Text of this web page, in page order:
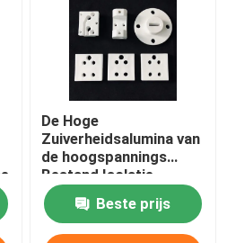
De Hoge
Zuiverheidsalumina van
de hoogspannings
Bestand Isolatie
Ceramisch voor New
Energy-Industrie
Beste prijs